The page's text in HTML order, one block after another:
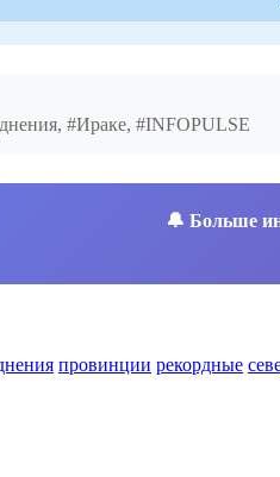
#Ираке, #INFOPULSE
🔔 Больше
провинции рекордные